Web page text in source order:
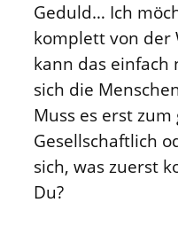
Geduld… Ich
komplett von der
kann das einfach
sich die
Muss es erst
Gesellschaftlich
sich, was zuerst
Du?